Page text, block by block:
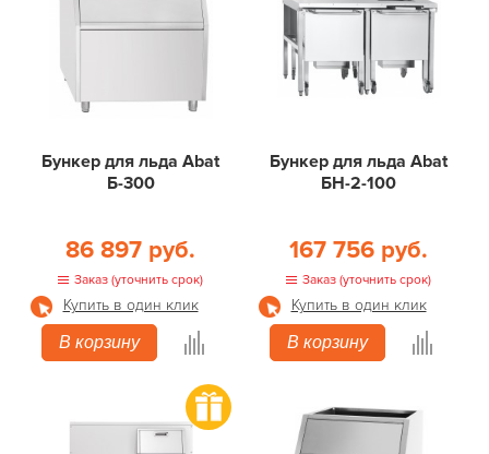
Бункер для льда Abat
Б-300
86 897 руб.
Заказ (уточнить срок)
Купить в один клик
В корзину
Бункер для льда Abat
БН-2-100
167 756 руб.
Заказ (уточнить срок)
Купить в один клик
В корзину